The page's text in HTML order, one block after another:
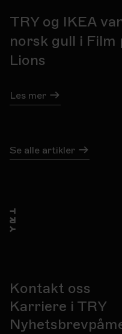
TRY og IKEA
norsk gull i Film
Lions
Les mer
Se alle artikler
Kontakt oss
Karriere i TRY